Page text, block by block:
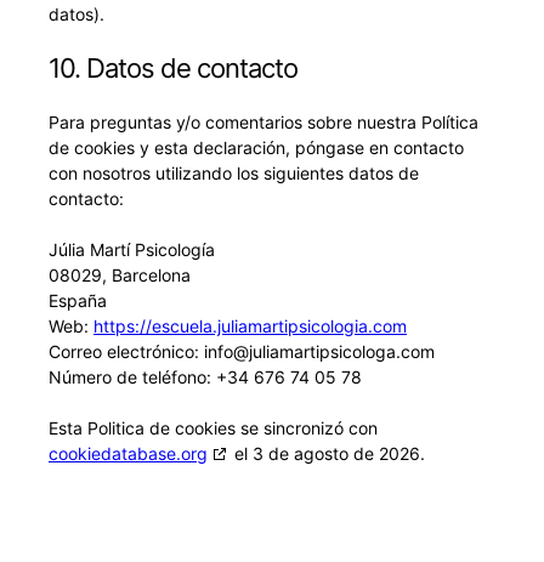
datos).
10. Datos de contacto
Para preguntas y/o comentarios sobre nuestra Política
de cookies y esta declaración, póngase en contacto
con nosotros utilizando los siguientes datos de
contacto:
Júlia Martí Psicología
08029, Barcelona
España
Web: https://escuela.juliamartipsicologia.com
Correo electrónico: info@juliamartipsicologa.com
Número de teléfono: +34 676 74 05 78
Esta Politica de cookies se sincronizó con
cookiedatabase.org
el 3 de agosto de 2026.